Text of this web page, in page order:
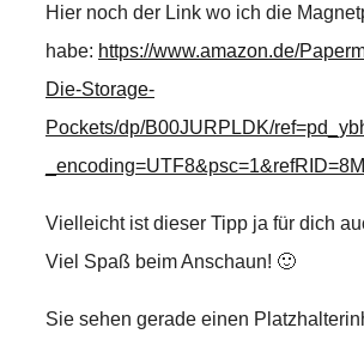
Hier noch der Link wo ich die
habe: https://www.amazon.de/
Die-Storage-
Pockets/dp/B00JURPLDK/
Vielleicht ist dieser Tipp ja für dich
Viel Spaß beim Anschaun! 🙂
Sie sehen gerade einen